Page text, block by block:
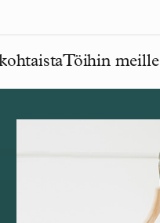
Töihin meille